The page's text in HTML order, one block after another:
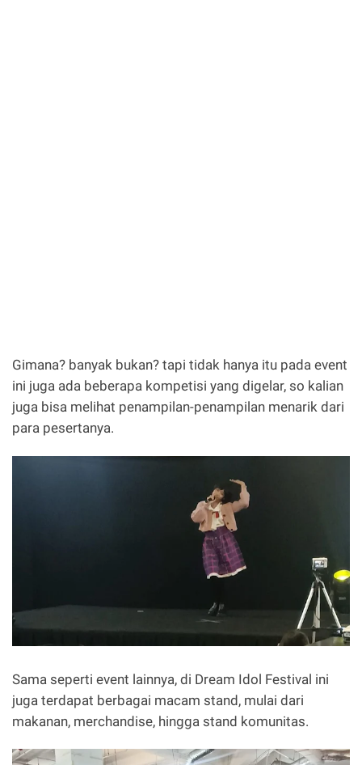
Gimana? banyak bukan? tapi tidak hanya itu pada event
ini juga ada beberapa kompetisi yang digelar, so kalian
juga bisa melihat penampilan-penampilan menarik dari
para pesertanya.
Sama seperti event lainnya, di Dream Idol Festival ini
juga terdapat berbagai macam stand, mulai dari
makanan, merchandise, hingga stand komunitas.